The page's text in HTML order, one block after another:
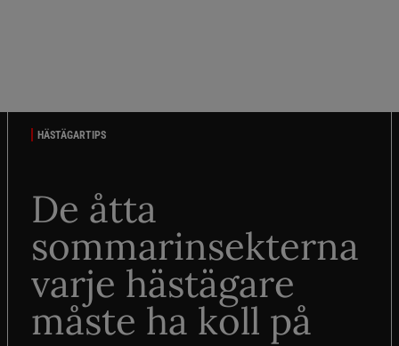
HÄSTÄGARTIPS
De åtta
sommarinsekterna
varje hästägare
måste ha koll på